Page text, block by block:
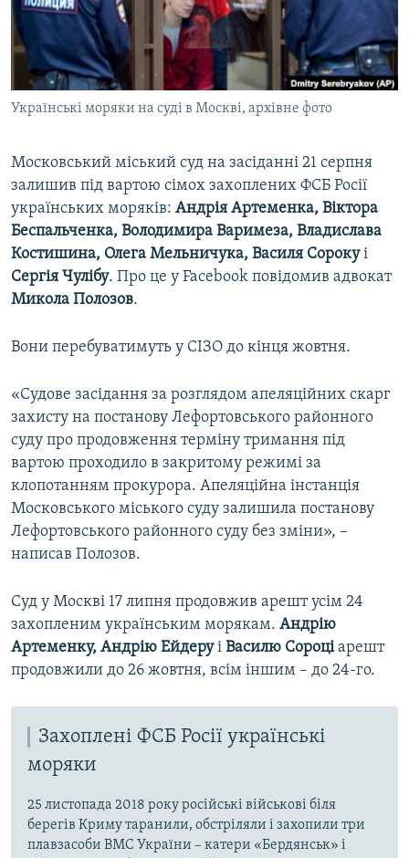
ВІДЕОУРОКИ «ELIFBE»
СВІДЧЕННЯ ОКУПАЦІЇ
УКРАЇНСЬКА ПРОБЛЕМА КРИМУ
ІНФОГРАФІКА
Русский
Qırımtatar
ДОЛУЧАЙСЯ!
Усі сайти RFE/RL
Українські моряки на суді в Москві, архівне фото
Московський міський суд на засіданні 21 серпня
залишив під вартою сімох захоплених ФСБ Росії
українських моряків: Андрія Артеменка, Віктора
Беспальченка, Володимира Варимеза, Владислава
Костишина, Олега Мельничука, Василя Сорокуі
Сергія Чулібу. Про це у Facebook повідомив адвокат
Микола Полозов.
Вони перебуватимуть у СІЗО до кінця жовтня.
«Судове засідання за розглядом апеляційних скарг
захисту на постанову Лефортовського районного
суду про продовження терміну тримання під
вартою проходило в закритому режимі за
клопотанням прокурора. Апеляційна інстанція
Московського міського суду залишила постанову
Лефортовського районного суду без зміни», –
написав Полозов.
Суд у Москві 17 липня продовжив арешт усім 24
захопленим українським морякам. Андрію
Артеменку, Андрію Ейдеруі Василю Сороціарешт
продовжили до 26 жовтня, всім іншим – до 24-го.
Захоплені ФСБ Росії українські
моряки
25 листопада 2018 року російські військові біля
берегів Криму таранили, обстріляли і захопили три
плавзасоби ВМС України – катери «Бердянськ» і